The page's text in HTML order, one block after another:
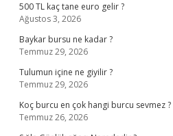
500 TL kaç tane euro gelir ?
Ağustos 3, 2026
Baykar bursu ne kadar ?
Temmuz 29, 2026
Tulumun içine ne giyilir ?
Temmuz 29, 2026
Koç burcu en çok hangi burcu sevmez ?
Temmuz 26, 2026